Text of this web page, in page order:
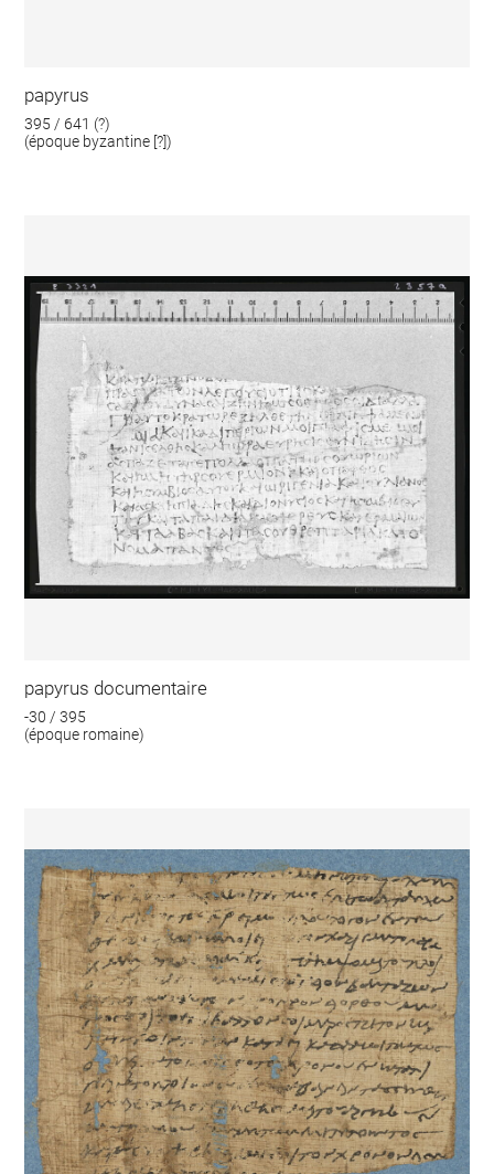
papyrus
395 / 641 (?)
(époque byzantine [?])
papyrus documentaire
-30 / 395
(époque romaine)